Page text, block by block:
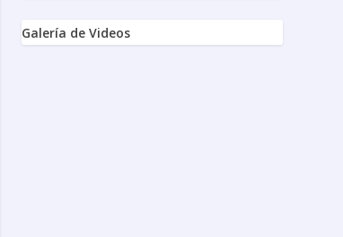
Galería de Videos